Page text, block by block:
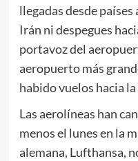
llegadas desde
Irán ni despegues
portavoz del
aeropuerto más
habido vuelos hacia
Las aerolíneas han
menos el lunes en la
alemana, Lufthansa,